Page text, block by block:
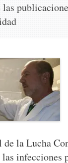
la Lucha
las infecciones